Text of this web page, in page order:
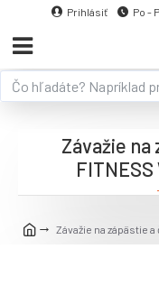
Prihlásiť Po -
Závažie na zápästie a
Závažie na